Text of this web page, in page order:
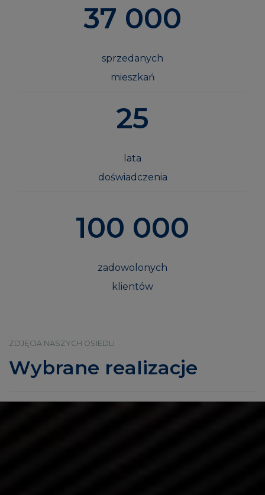
37 000
sprzedanych
mieszkań
25
lata
doświadczenia
100 000
zadowolonych
klientów
ZDJĘCIA NASZYCH OSIEDLI
Wybrane realizacje